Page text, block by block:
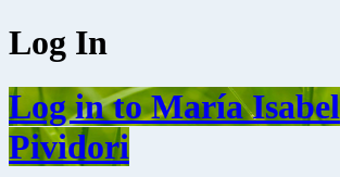
Log In
Log in to María Isabel
Pividori